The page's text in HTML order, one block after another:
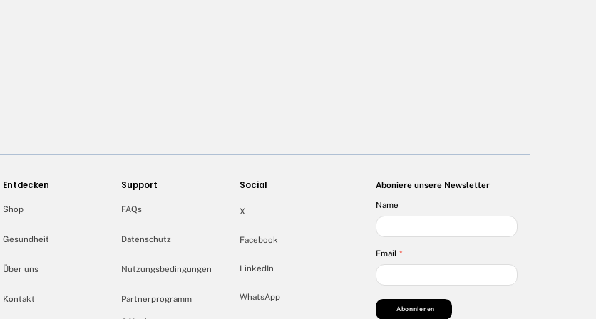
Entdecken
Shop
Gesundheit
Über uns
Kontakt
Support
FAQs
Datenschutz
Nutzungsbedingungen
Partnerprogramm
Social
X
Facebook
LinkedIn
WhatsApp
Aboniere unsere Newsletter
Name
Email *
Abonnieren